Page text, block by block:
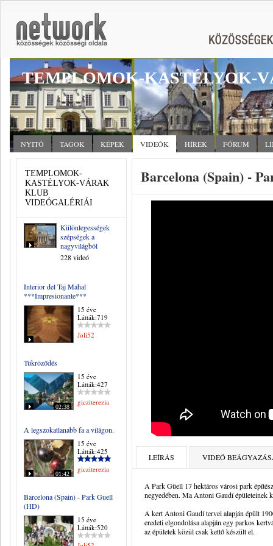
TEMPLOMOK-KASTÉLYOK-
NYITÓ TAGOK KÉPEK VIDEÓK HÍREK FÓRUM
TEMPLOMOK-
KASTÉLYOK-VÁRAK
KLUB
VIDEÓGALÉRIÁI
Különlegességek,
szépségek a
nagyvilágból
228 videó
Interior del Taj Mahal
***Impresionante***
15 éve
Látták:719
Joli52
Tükröződés
02:38
15 éve
Látták:427
gicziterezia
A legszokatlanabb fa a világon.
01:42
15 éve
Látták:425
gicziterezia
Barcelona (Spain) - Park Guell
(HD)
15 éve
Látták:520
Barcelona (Spain) -
LEÍRÁS VIDEÓ
A Park Güell 17 hektáros városi park
negyedében. Ma Antoni Gaudí épületeinek
A kert Antoni Gaudí tervei alapján épült
eredeti elgondolása alapján egy parkos
az épületek közül csak kettő készült el.